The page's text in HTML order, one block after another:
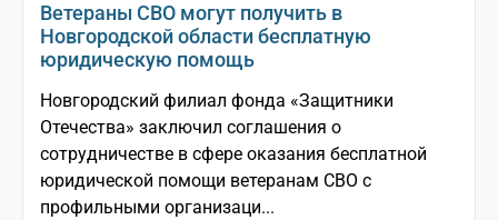
Ветераны СВО могут получить в
Новгородской области бесплатную
юридическую помощь
Новгородский филиал фонда «Защитники
Отечества» заключил соглашения о
сотрудничестве в сфере оказания бесплатной
юридической помощи ветеранам СВО с
профильными организаци...